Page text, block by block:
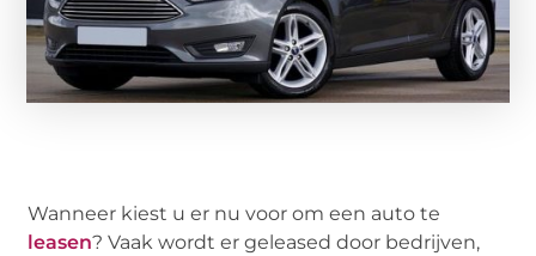
Wanneer kiest u er nu voor om een auto te
leasen? Vaak wordt er geleased door bedrijven,